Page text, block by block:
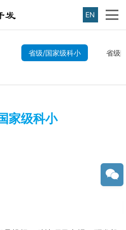
EN
省级/国家级科小 省级
家级科小